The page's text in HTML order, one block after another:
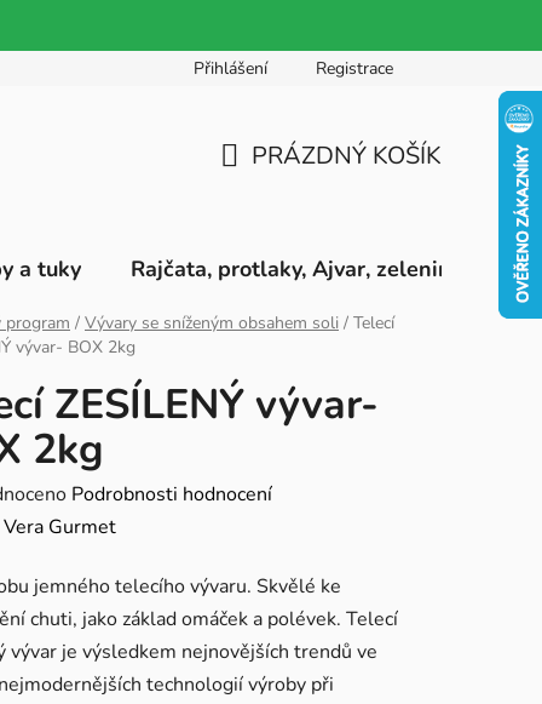
Přihlášení Registrace
PRÁZDNÝ KOŠÍK
a tuky Rajčata, protlaky, Ajvar, zeleninová pyré
program / Vývary se sníženým obsahem soli / Telecí
vývar- BOX 2kg
ZESÍLENÝ vývar-
2kg
Podrobnosti hodnocení
Vera Gurmet
jemného telecího vývaru. Skvělé ke
chuti, jako základ omáček a polévek. Telecí
vývar je výsledkem nejnovějších trendů ve
technologií výroby při